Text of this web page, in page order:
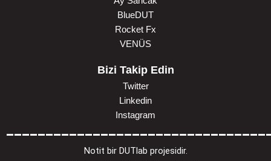
BlueDUT
Rocket Fx
VENÜS
Bizi Takip Edin
Twitter
Linkedin
Instagram
Notit bir DUTlab projesidir.